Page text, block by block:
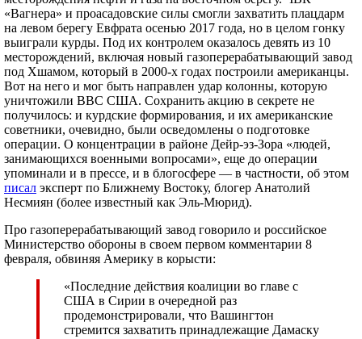
«Вагнера» и проасадовские силы смогли захватить плацдарм
на левом берегу Евфрата осенью 2017 года, но в целом гонку
выиграли курды. Под их контролем оказалось девять из 10
месторождений, включая новый газоперерабатывающий завод
под Хшамом, который в 2000-х годах построили американцы.
Вот на него и мог быть направлен удар колонны, которую
уничтожили ВВС США. Сохранить акцию в секрете не
получилось: и курдские формирования, и их американские
советники, очевидно, были осведомлены о подготовке
операции. О концентрации в районе Дейр-эз-Зора «людей,
занимающихся военными вопросами», еще до операции
упоминали и в прессе, и в блогосфере — в частности, об этом
писал эксперт по Ближнему Востоку, блогер Анатолий
Несмиян (более известный как Эль-Мюрид).
Про газоперерабатывающий завод говорило и российское
Министерство обороны в своем первом комментарии 8
февраля, обвиняя Америку в корысти:
«Последние действия коалиции во главе с
США в Сирии в очередной раз
продемонстрировали, что Вашингтон
стремится захватить принадлежащие Дамаску